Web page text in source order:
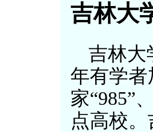
吉林大
吉林大
年有学
家“985”
点高校